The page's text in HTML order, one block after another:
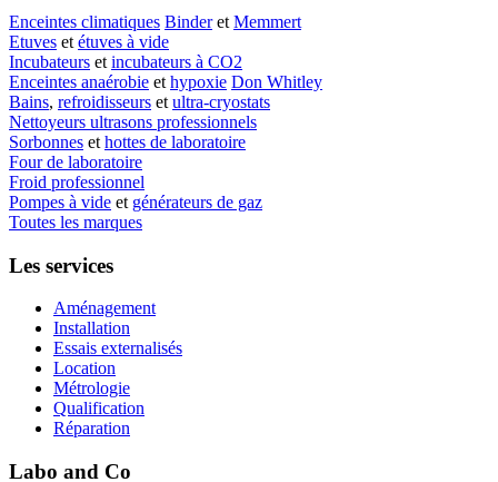
Enceintes climatiques Binderet Memmert
Etuves et étuves à vide
Incubateurs et incubateurs à CO2
Enceintes anaérobie et hypoxie Don Whitley
Bains, refroidisseurs et ultra-cryostats
Nettoyeurs ultrasons professionnels
Sorbonnes et hottes de laboratoire
Four de laboratoire
Froid professionnel
Pompes à vide et générateurs de gaz
Toutes les marques
Les services
Aménagement
Installation
Essais externalisés
Location
Métrologie
Qualification
Réparation
Labo and Co